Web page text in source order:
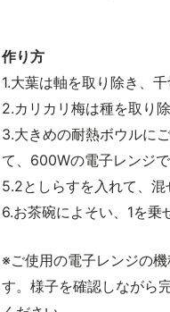
作り方
1.大葉は軸を取り除き、千
2.カリカリ梅は種を取り
3.大きめの耐熱ボウルに
て、600Wの電子レンジ
5.2としらすを入れて、混
6.お茶碗によそい、1を乗
※ご使用の電子レンジの
す。様子を確認しながら